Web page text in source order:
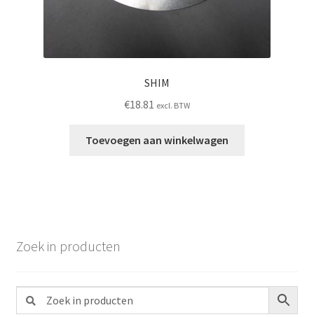
SHIM
€18.81 excl. BTW
Toevoegen aan winkelwagen
Zoek in producten